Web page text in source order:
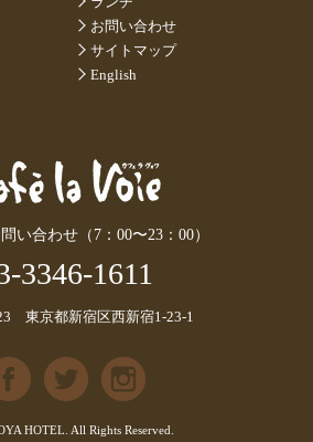
お問い合わせ
サイトマップ
English
い合わせ（7：00〜23：00）
3346-1611
東京都新宿区西新宿1-23-1
HOTEL. All Rights Reserved.